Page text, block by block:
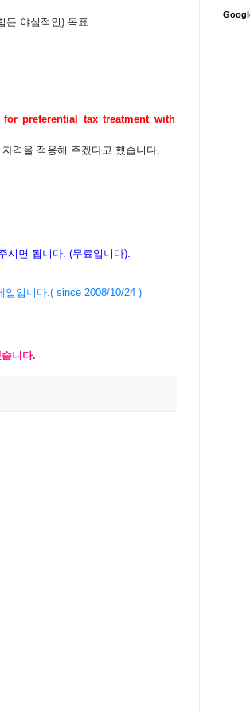
야심적인) 목표
preferential tax treatment with
격을 적용해 주겠다고 했습니다.
시면 됩니다. (무료입니다).
일입니다.( since 2008/10/24 )
니다.